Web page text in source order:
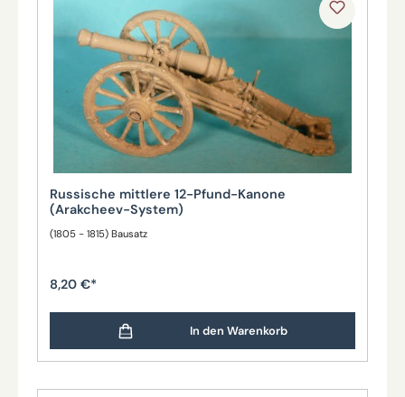
Russische mittlere 12-Pfund-Kanone
(Arakcheev-System)
(1805 - 1815) Bausatz
8,20 €*
In den Warenkorb